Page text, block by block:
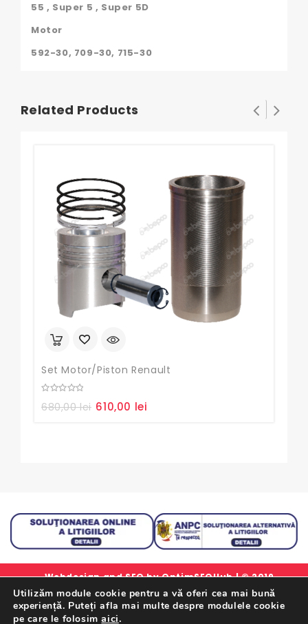
55 , Super 5 , Super 5D
Motor
592-30, 709-30, 715-30
Related Products
Set Motor/piston Renault
out
680,00lei Prețul
610,00 lei
Webdesign and SEO byOptimSEOHub| © 2019
simlorex.ro - Toate drepturile rezervate.
Formular Retur Garantii
Certificat Garantie
Utilizăm module cookie pentru a vă oferi cea mai bună
experiență. Puteți afla mai multe despre modulele cookie
pe care le folosim aici.